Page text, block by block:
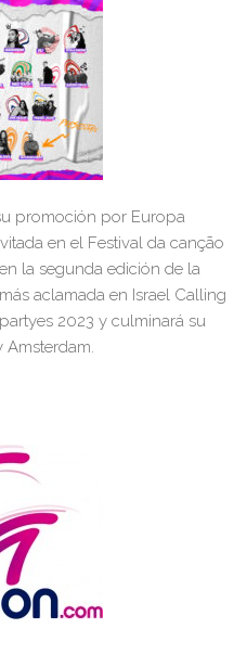
promoción por Europa
en el Festival da canção
la segunda edición de la
aclamada en Israel Calling
2023 y culminará su